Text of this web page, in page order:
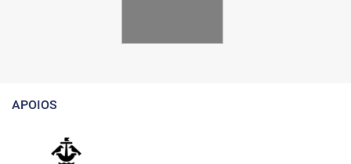
APOIOS